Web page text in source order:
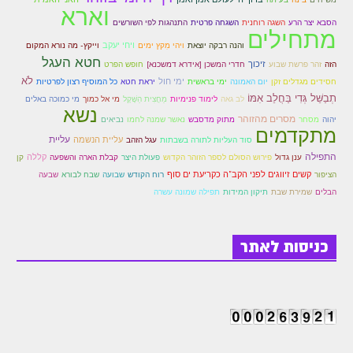
הזוהר הקדוש משפטים מתקדמים
הזוהר הקדוש תרומה מתקדמים
הזוהר הקדוש תצווה השקפה
הזוהר הקדוש תצווה מתקדמים
ספר הזוהר הקדוש ויקהל השקפה
ספר הזוהר הקדוש פיקודי מתחילים
הסבא יצר הרע השגה רוחנית השגחה פרטית התנהגות לפי השורשים וארא
מתחילים והנה רבקה יוצאת ויהי מִקץ ימים ויחי יעקב וייקץ- מה נורא המקום
הזה זהר פרשת שבוע זיכוך חדרי המשכן [אידרא דמשכנא] חופש הפרט חטא העגל
חסידים מגדלים זקן יום האמונה ימי בראשית ימי חול יראת חטא כל המוסיף רצון לפרטיות לֹא
תְבַשֵּׁל גְּדִי בַּחֲלֵב אִמּוֹ לב גאה לימוד פנימיות מַחֲצִית הַשֶּׁקֶל מי אל כמוך מי כמוכה באלים
יהוה מסחר מסרים מהזוהר מתוק מדסבש נאשר שמנה לחמו נביאים נשא
מתקדמים סוד העליות לתורה בשבתות עגל הזהב עליית הנשמה עליית
התפילה ענן גדול פירוש הסולם לספר הזוהר הקדוש פעולת היצר קבלת הארה והשפעה קללה קן
הציפור קשים זיווגים לפני הקב"ה כקריעת ים סוף רוח הקודש שבועה שבח לבורא שבעה
הבלים שמירת שבת תיקון המידות תפילה שמונה עשרה
כניסות לאתר